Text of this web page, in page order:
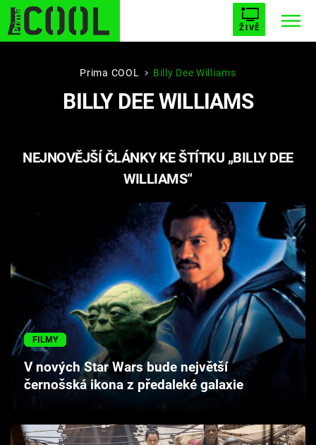
ŽIVĚ
STARHOUSE BUFFY, PŘEMOŽITELKA UPÍRŮ
PLNEJ KOTEL AVENGERS 5
Cool Esport
Pořady
Sledujte prima+
Prima COOL Billy Dee Williams
BILLY DEE WILLIAMS
NEJNOVĚJŠÍ ČLÁNKY KE ŠTÍTKU „BILLY DEE
WILLIAMS“
FILMY
V nových Star Wars bude největší
černošská ikona z předaleké galaxie